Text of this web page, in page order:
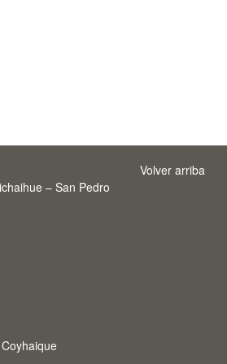
– San Pedro
Volver arriba